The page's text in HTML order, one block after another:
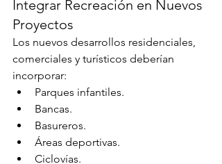
Integrar Recreación en Nuevos
Proyectos
Los nuevos desarrollos residenciales,
comerciales y turísticos deberían
incorporar:
Parques infantiles.
Bancas.
Basureros.
Áreas deportivas.
Ciclovías.